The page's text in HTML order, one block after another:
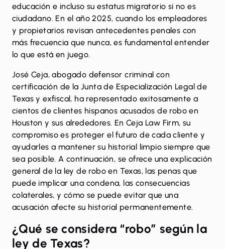
educación e incluso su estatus migratorio si no es
ciudadano. En el año 2025, cuando los empleadores
y propietarios revisan antecedentes penales con
más frecuencia que nunca, es fundamental entender
lo que está en juego.
José Ceja, abogado defensor criminal con
certificación de laJunta de Especialización Legal de
Texas y exfiscal, ha representado exitosamente a
cientos de clientes hispanos acusados de robo en
Houston y sus alrededores. En Ceja Law Firm, su
compromiso es proteger el futuro de cada cliente y
ayudarles a mantener su historial limpio siempre que
sea posible. A continuación, se ofrece una explicación
general de la ley de robo en Texas, las penas que
puede implicar una condena, las consecuencias
colaterales, y cómo se puede evitar que una
acusación afecte su historial permanentemente.
¿Qué se considera “robo” según la
ley de Texas?